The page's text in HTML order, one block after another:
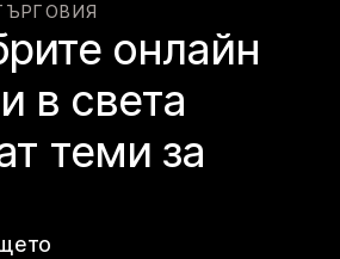
онлайн
в света
теми за